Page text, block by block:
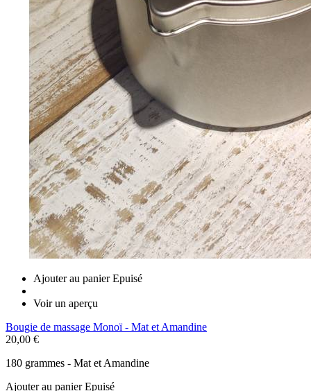
Ajouter au panier Epuisé
Voir un aperçu
Bougie de massage Monoï - Mat et Amandine
20,00 €
180 grammes - Mat et Amandine
Ajouter au panierEpuisé